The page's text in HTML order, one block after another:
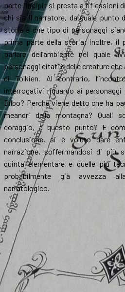
parte l’incipit si presta a riflessioni
chi sia il narratore, da quale punto
storia e che tipo di personaggi
prima parte della storia; inoltre, il
parlare dell’ambiente nel quale
personaggi citati e delle creature
di Tolkien. Al contrario,
interrogativi riguardo ai
Bilbo? Perché viene detto che ha
meandri della montagna? Quali
coraggio, a questo punto? E
conclusione, si è voluto dare
narrazione, soffermandosi di più
quinta elementare e quelle più
probabilmente già avvezza
narratologico.